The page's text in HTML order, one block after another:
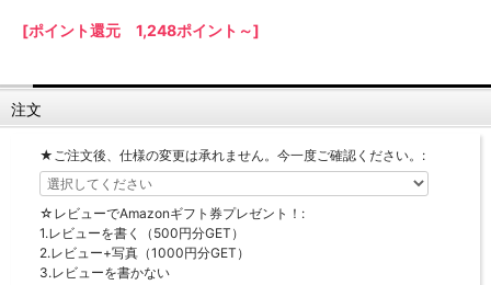
【LASCO】地震対策・上置きラック
キッチンの便利アイテム
タワー tower（山崎実業）
ダストボックス
【Pittaly】耐震上置きラック
[ポイント還元 1,248ポイント～]
注文
★ご注文後、仕様の変更は承れません。今一度ご確認ください。:
☆レビューでAmazonギフト券プレゼント！:
1.レビューを書く（500円分GET）
2.レビュー+写真（1000円分GET）
3.レビューを書かない